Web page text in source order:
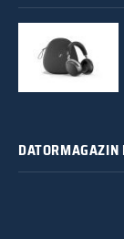
DATORMAGAZIN